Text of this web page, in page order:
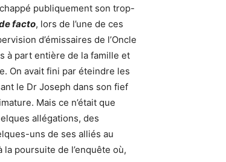
publiquement son trop-
facto, lors de l’une de ces
d’émissaires de l’Oncle
à part entière de la famille et
On avait fini par éteindre les
le Dr Joseph dans son fief
Mais ce n’était que
allégations, des
uns de ses alliés au
poursuite de l’enquête où,